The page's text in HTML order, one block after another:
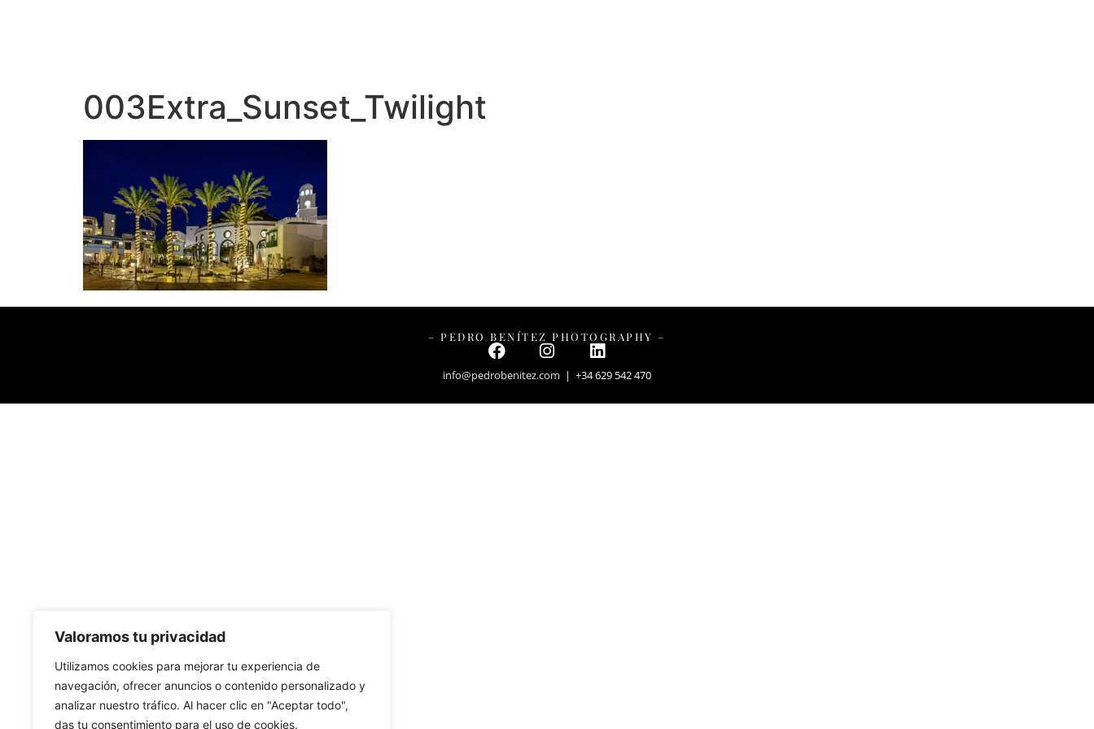
Valoramos tu privacidad
Utilizamos cookies para mejorar tu experiencia de
navegación, ofrecer anuncios o contenido personalizado y
analizar nuestro tráfico. Al hacer clic en "Aceptar todo",
das tu consentimiento para el uso de cookies.
003Extra_Sunset_Twilight
– PEDRO BENÍTEZ PHOTOGRAPHY –
info@pedrobenitez.com | +34 629 542 470